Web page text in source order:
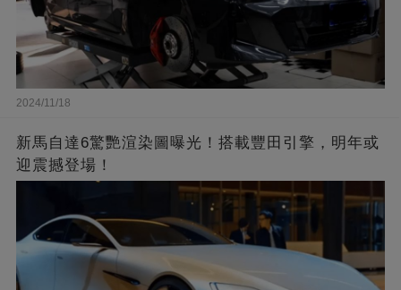
2024/11/18
新馬自達6驚艷渲染圖曝光！搭載豐田引擎，明年或
迎震撼登場！